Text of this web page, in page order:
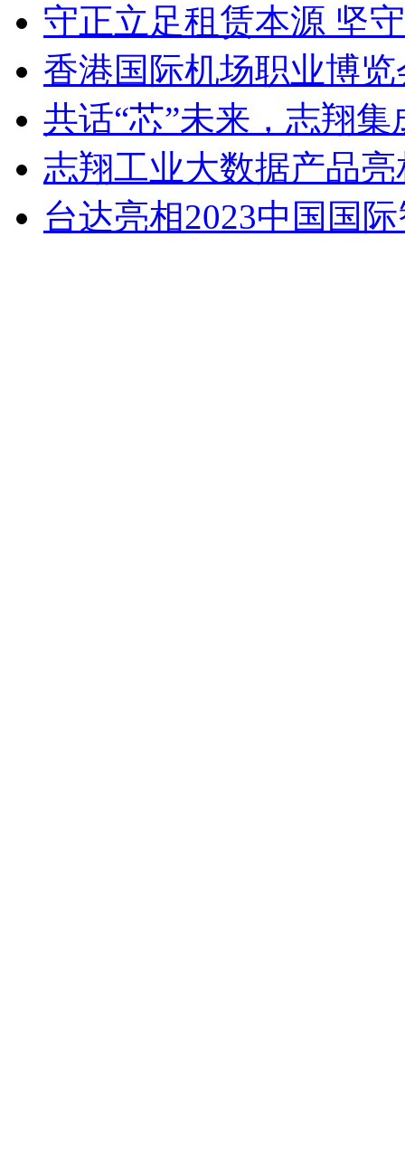
守正立足租赁本源 坚
香港国际机场职业博
共话“芯”未来，志翔
志翔工业大数据产品
台达亮相2023中国国